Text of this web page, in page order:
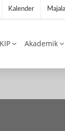
Kalender
Akademik